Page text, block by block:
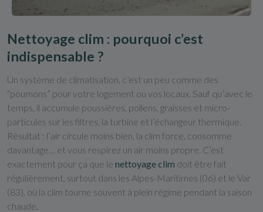
Nettoyage clim : pourquoi c’est
indispensable ?
Un système de climatisation, c’est un peu comme des
“poumons” pour votre logement ou vos locaux. Sauf qu’avec le
temps, il accumule poussières, pollens, graisses et micro-
particules sur les filtres, la turbine et l’échangeur thermique.
Résultat : l’air circule moins bien, la clim force, consomme
davantage… et vous respirez un air moins propre. C’est
exactement pour ça que le nettoyage clim doit être fait
régulièrement, surtout dans les Alpes-Maritimes (06) et le Var
(83), où la clim tourne souvent à plein régime pendant la saison
chaude.